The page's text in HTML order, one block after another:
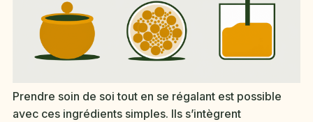
Prendre soin de soi tout en se régalant est possible
avec ces ingrédients simples. Ils s’intègrent